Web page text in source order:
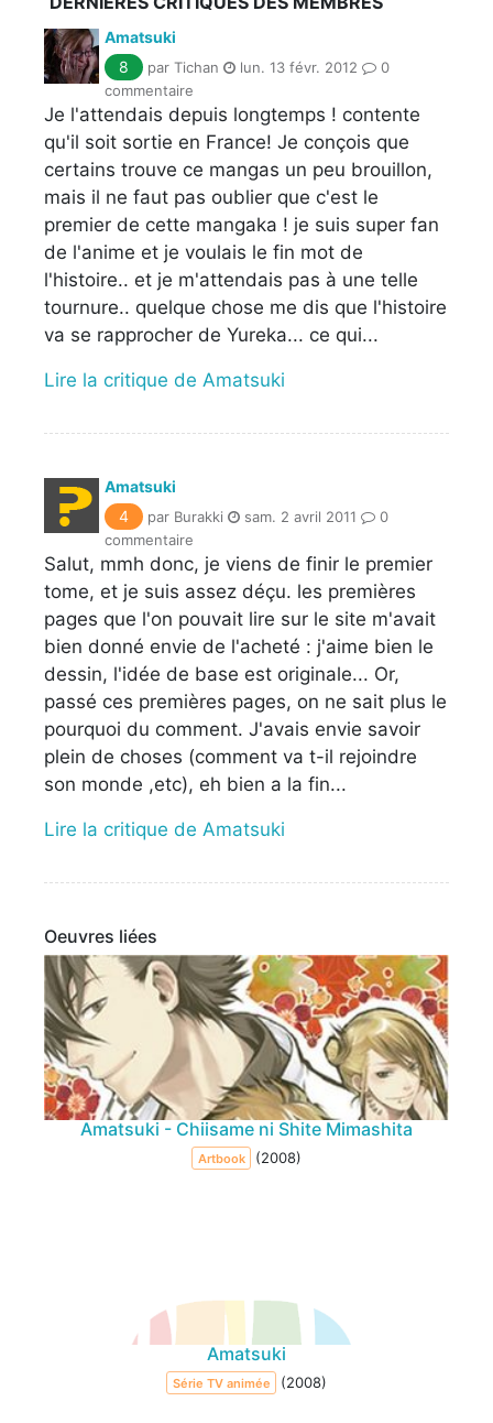
Amatsuki
8
par Tichan lun. 13 févr. 2012
0
commentaire
Je l'attendais depuis longtemps ! contente
qu'il soit sortie en France! Je conçois que
certains trouve ce mangas un peu brouillon,
mais il ne faut pas oublier que c'est le
premier de cette mangaka ! je suis super fan
de l'anime et je voulais le fin mot de
l'histoire.. et je m'attendais pas à une telle
tournure.. quelque chose me dis que l'histoire
va se rapprocher de Yureka... ce qui...
Lire la critique de Amatsuki
Amatsuki
4
par Burakki sam. 2 avril 2011
0
commentaire
Salut, mmh donc, je viens de finir le premier
tome, et je suis assez déçu. les premières
pages que l'on pouvait lire sur le site m'avait
bien donné envie de l'acheté : j'aime bien le
dessin, l'idée de base est originale... Or,
passé ces premières pages, on ne sait plus le
pourquoi du comment. J'avais envie savoir
plein de choses (comment va t-il rejoindre
son monde ,etc), eh bien a la fin...
Lire la critique de Amatsuki
Oeuvres liées
Amatsuki - Chiisame ni Shite Mimashita
Artbook (2008)
Amatsuki
Série TV animée (2008)